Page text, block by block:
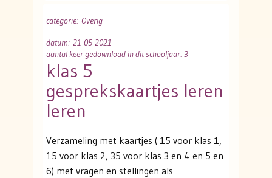
categorie: Overig
datum: 21-05-2021
aantal keer gedownload in dit schooljaar: 3
klas 5
gesprekskaartjes leren
leren
Verzameling met kaartjes ( 15 voor klas 1,
15 voor klas 2, 35 voor klas 3 en 4 en 5 en
6) met vragen en stellingen als